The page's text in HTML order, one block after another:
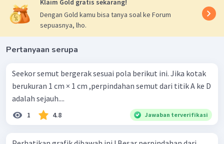
Klaim Gold gratis sekarang!
Dengan Gold kamu bisa tanya soal ke Forum
sepuasnya, lho.
Pertanyaan serupa
Seekor semut bergerak sesuai pola berikut ini. Jika kotak
berukuran 1 cm × 1 cm ,perpindahan semut dari titik A ke D
adalah sejauh....
1 4.8 Jawaban terverifikasi